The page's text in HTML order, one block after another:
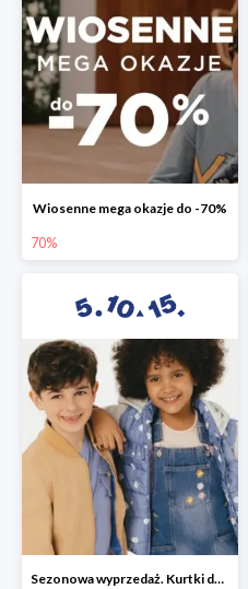
Wiosenne mega okazje do -70%
70%
Sezonowa wyprzedaż. Kurtki do -50%